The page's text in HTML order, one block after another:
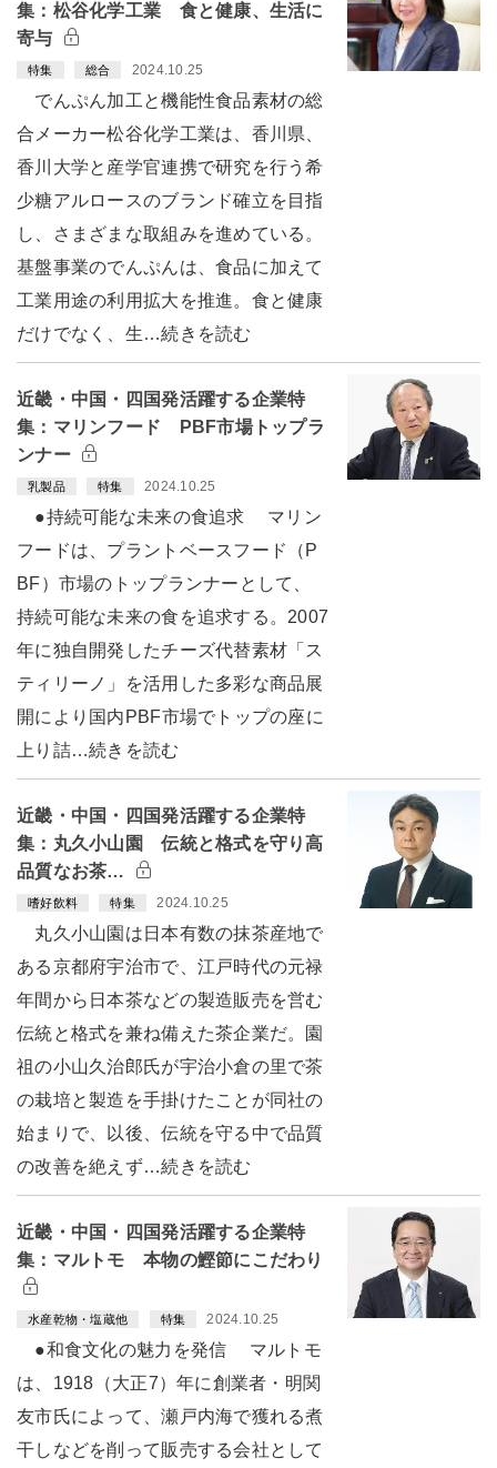
集：松谷化学工業 食と健康、生活に
寄与
特集 総合 2024.10.25
でんぷん加工と機能性食品素材の総
合メーカー松谷化学工業は、香川県、
香川大学と産学官連携で研究を行う希
少糖アルロースのブランド確立を目指
し、さまざまな取組みを進めている。
基盤事業のでんぷんは、食品に加えて
工業用途の利用拡大を推進。食と健康
だけでなく、生…続きを読む
近畿・中国・四国発活躍する企業特
集：マリンフード PBF市場トップラ
ンナー
乳製品 特集 2024.10.25
●持続可能な未来の食追求 マリン
フードは、プラントベースフード（P
BF）市場のトップランナーとして、
持続可能な未来の食を追求する。2007
年に独自開発したチーズ代替素材「ス
ティリーノ」を活用した多彩な商品展
開により国内PBF市場でトップの座に
上り詰…続きを読む
近畿・中国・四国発活躍する企業特
集：丸久小山園 伝統と格式を守り高
品質なお茶…
嗜好飲料 特集 2024.10.25
丸久小山園は日本有数の抹茶産地で
ある京都府宇治市で、江戸時代の元禄
年間から日本茶などの製造販売を営む
伝統と格式を兼ね備えた茶企業だ。園
祖の小山久治郎氏が宇治小倉の里で茶
の栽培と製造を手掛けたことが同社の
始まりで、以後、伝統を守る中で品質
の改善を絶えず…続きを読む
近畿・中国・四国発活躍する企業特
集：マルトモ 本物の鰹節にこだわり
水産乾物・塩蔵他 特集 2024.10.25
●和食文化の魅力を発信 マルトモ
は、1918（大正7）年に創業者・明関
友市氏によって、瀬戸内海で獲れる煮
干しなどを削って販売する会社として